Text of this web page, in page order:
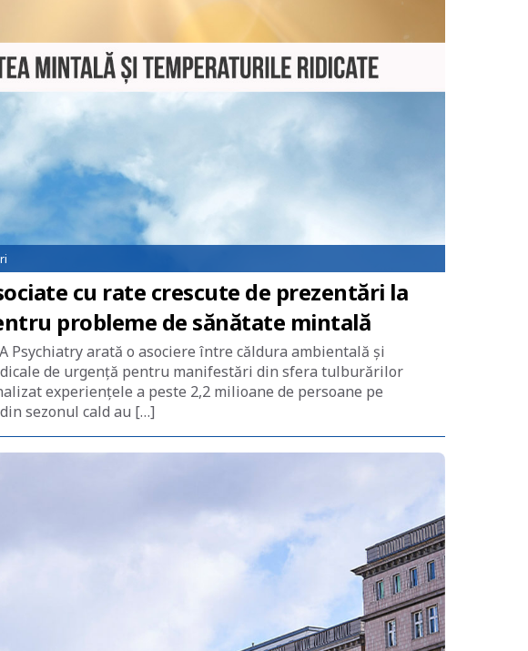
cu rate crescute de prezentări la
probleme de sănătate mintală
arată o asociere între căldura ambientală și
de urgență pentru manifestări din sfera tulburărilor
experiențele a peste 2,2 milioane de persoane pe
sezonul cald au […]